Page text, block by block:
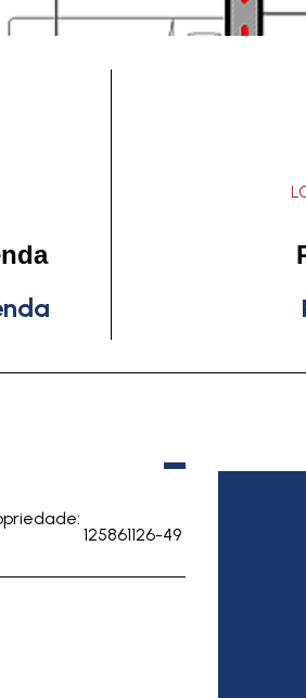
125861126-49